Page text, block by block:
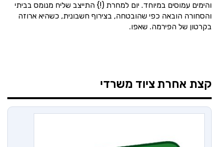
והימים עמוסים במיוחד. יום למחרת (!} התייצב שליח מנומס בביתי
והסחורה הובאה כפי שהובטחה, בצירוף חשבונית, כשהיא ארוזה
בקרטון של הפירמה. שאפו.
קצת אחרת ציוד משרדי